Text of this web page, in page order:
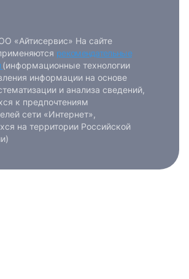
«Айтисервис» На сайте
рекомендательные
(информационные технологии
информации на основе
и анализа сведений,
к предпочтениям
сети «Интернет»,
на территории Российской